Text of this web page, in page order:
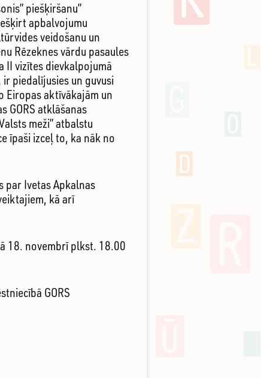
piešķiršanu”
apbalvojumu
veidošanu un
Rēzeknes vārdu pasaules
II vizītes dievkalpojumā
piedalījusies un guvusi
Eiropas aktīvākajām un
GORS atklāšanas
meži” atbalstu
īpaši izceļ to, ka nāk no
par Ivetas Apkalnas
kā arī
18. novembrī plkst. 18.00
GORS